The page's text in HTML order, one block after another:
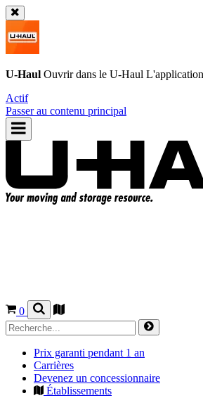
U-Haul Ouvrir dans le U-Haul L'application
Actif
Passer au contenu principal
0
Prix garanti pendant 1 an
Carrières
Devenez un concessionnaire
Établissements